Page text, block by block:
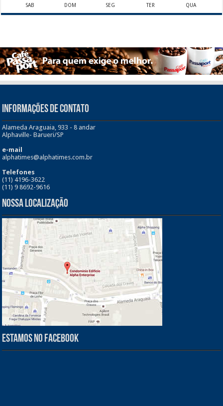
SAB DOM SEG TER QUA
INFORMAÇÕES DE CONTATO
Alameda Araguaia, 933 - 8 andar
Alphaville- Barueri/SP
e-mail
alphatimes@alphatimes.com.br
Telefones
(11) 4196-3622
(11) 9 8692-9616
Nossa Localização
Estamos no Facebook